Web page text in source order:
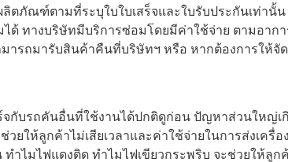
ตภัณฑ์ตามที่ระบุใบใบเสร็จและใบรับประกันเท่านั้
ด้ ทางบริษัทมีบริการซ่อมโดยมีค่าใช้จ่าย ตามอากา
ารถมารับสินค้าคืนที่บริษัทฯ หรือ หากต้องการให้จัด
จกับรถคันอื่นที่ใช้งานได้ปกติดูก่อน ปัญหาส่วนใหญ่เ
วยให้ลูกค้าไม่เสียเวลาและค่าใช้จ่ายในการส่งเครื่อ
ทำไมไฟแดงติด ทำไมไฟเขียวกระพริบ จะช่วยให้ลูก